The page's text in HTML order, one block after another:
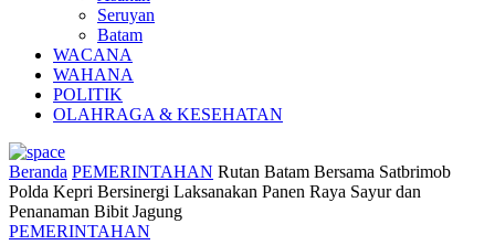
Seruyan
Batam
WACANA
WAHANA
POLITIK
OLAHRAGA & KESEHATAN
Beranda PEMERINTAHAN Rutan Batam Bersama Satbrimob
Polda Kepri Bersinergi Laksanakan Panen Raya Sayur dan
Penanaman Bibit Jagung
PEMERINTAHAN